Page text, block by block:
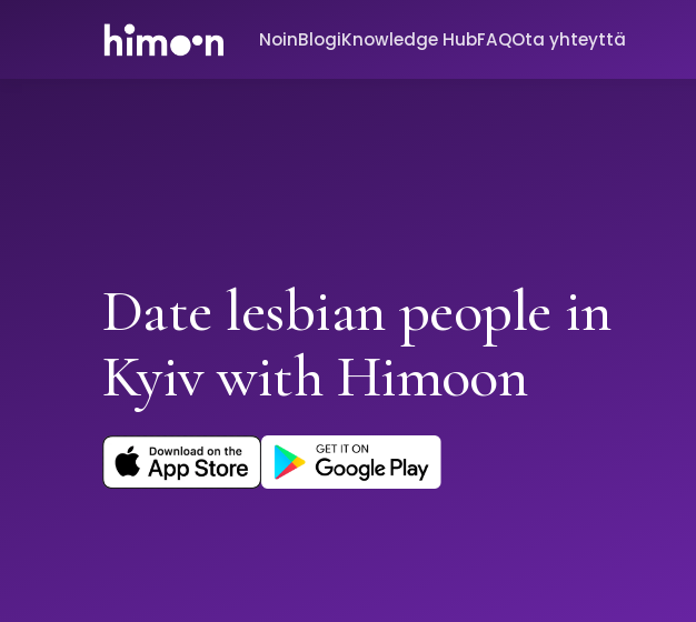
NoinBlogiKnowledge HubFAQOta yhteyttä
Date lesbian people in
Kyiv with Himoon